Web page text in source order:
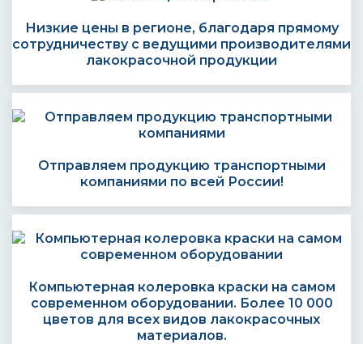
Низкие цены в регионе, благодаря прямому
сотрудничеству с ведущими производителями
лакокрасочной продукции
Отправляем продукцию транспортными
компаниями по всей России!
Компьютерная колеровка краски на самом
современном оборудовании. Более 10 000
цветов для всех видов лакокрасочных
материалов.